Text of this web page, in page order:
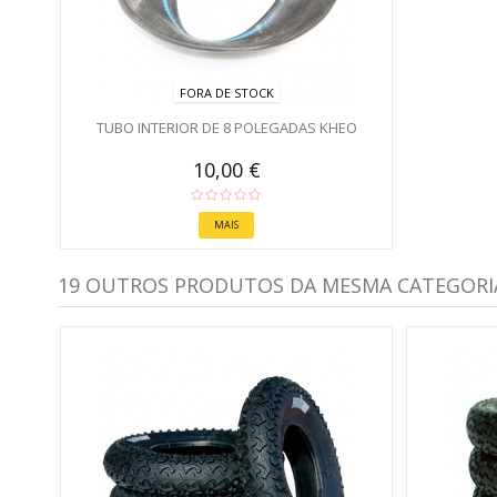
FORA DE STOCK
TUBO INTERIOR DE 8 POLEGADAS KHEO
10,00 €
MAIS
19 OUTROS PRODUTOS DA MESMA